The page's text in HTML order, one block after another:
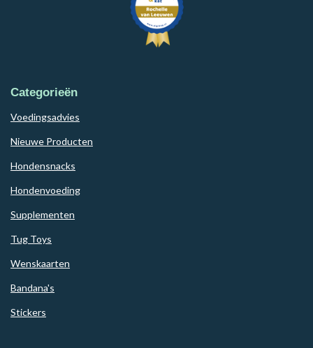
Categorieën
Voedingsadvies
Nieuwe Producten
Hondensnacks
Hondenvoeding
Supplementen
Tug Toys
Wenskaarten
Bandana's
Stickers